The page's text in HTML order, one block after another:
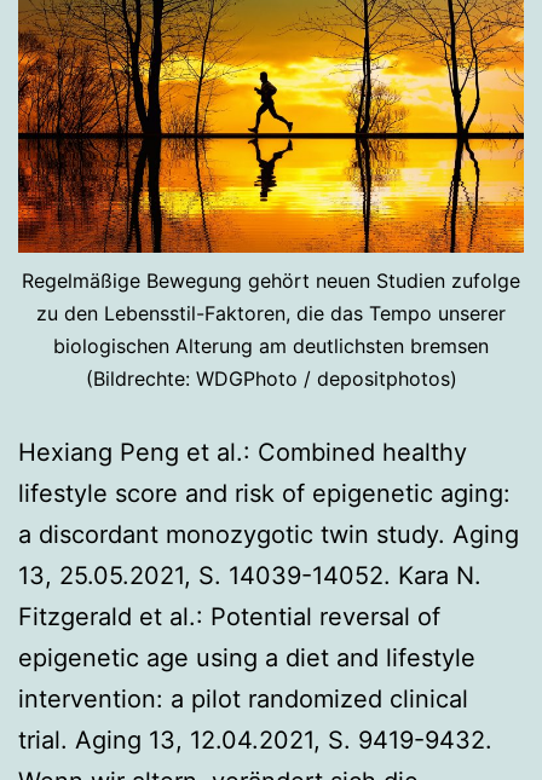
Regelmäßige Bewegung gehört neuen Studien zufolge
zu den Lebensstil-Faktoren, die das Tempo unserer
biologischen Alterung am deutlichsten bremsen
(Bildrechte: WDGPhoto / depositphotos)
Hexiang Peng et al.: Combined healthy
lifestyle score and risk of epigenetic aging:
a discordant monozygotic twin study. Aging
13, 25.05.2021, S. 14039-14052. Kara N.
Fitzgerald et al.: Potential reversal of
epigenetic age using a diet and lifestyle
intervention: a pilot randomized clinical
trial. Aging 13, 12.04.2021, S. 9419-9432.